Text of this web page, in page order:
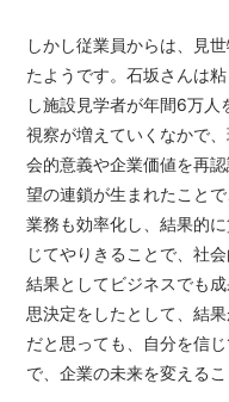
しかし従業員からは、見
たようです。石坂さんは
し施設見学者が年間6万
視察が増えていくなかで
会的意義や企業価値を再
望の連鎖が生まれたこと
業務も効率化し、結果的
じてやりきることで、社
結果としてビジネスでも
思決定をしたとして、結
だと思っても、自分を信
で、企業の未来を変える